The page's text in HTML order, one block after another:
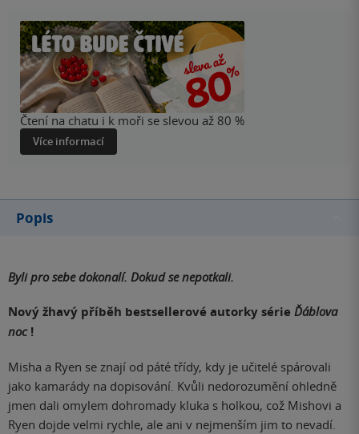
Čtení na chatu i k moři se slevou až 80 %
Více informací
Popis
Byli pro sebe dokonalí. Dokud se nepotkali.
Nový žhavý příběh bestsellerové autorky série Ďáblova
noc !
Misha a Ryen se znají od páté třídy, kdy je učitelé spárovali
jako kamarády na dopisování. Kvůli nedorozumění ohledně
jmen dali omylem dohromady kluka s holkou, což Mishovi a
Ryen dojde velmi rychle, ale ani v nejmenším jim to nevadí.